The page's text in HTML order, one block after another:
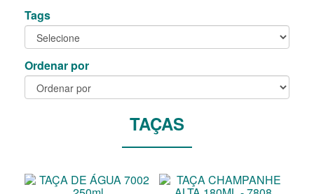
Tags
Ordenar por
TAÇAS